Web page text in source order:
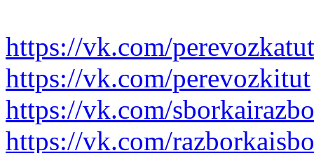
https://vk.com/perevozkatut
https://vk.com/perevozkitut
https://vk.com/
https://vk.com/